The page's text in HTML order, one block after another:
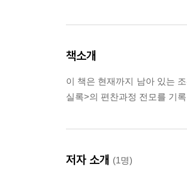
책소개
이 책은 현재까지 남아 있는
실록>의 편찬과정 전모를 기
저자 소개 (1명)